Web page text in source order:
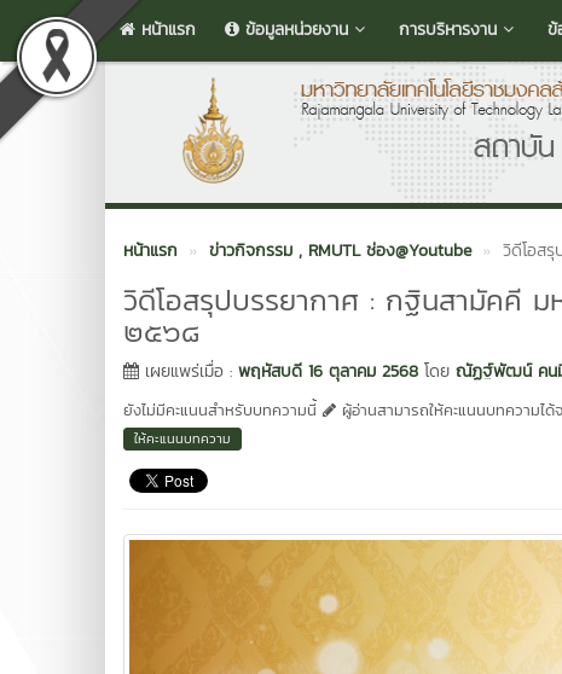
หน้าแรก ข้อมูลหน่วยงาน การบริหารงาน ข้
หน้าแรก ข่าวกิจกรรม , RMUTL ช่อง@Youtube วิดีโอส
วิดีโอสรุปบรรยากาศ : กฐินสามัคคี ม
๒๕๖๘
เผยแพร่เมื่อ : พฤหัสบดี 16 ตุลาคม 2568 โดย ณัฏฐ์พัฒน์ คน
ยังไม่มีคะแนนสำหรับบทความนี้
ผู้อ่านสามารถให้คะแนนบทความได้
ให้คะแนนบทความ